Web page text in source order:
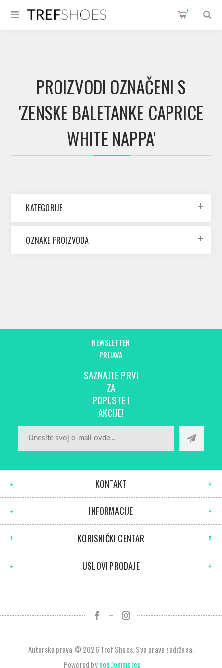
0
PROIZVODI OZNAČENI S
'ZENSKE BALETANKE CAPRICE
WHITE NAPPA'
KATEGORIJE
OZNAKE PROIZVODA
NEWSLETTER
PRIJAVA
SAZNAJTE PRVI
ZA
POPUSTE I
AKCIJE!
KONTAKT
INFORMACIJE
KORISNIČKI CENTAR
USLOVI PRODAJE
Autorska prava © 2026 Tref Shoes. Sva prava zadržana.
Powered bynopCommerce